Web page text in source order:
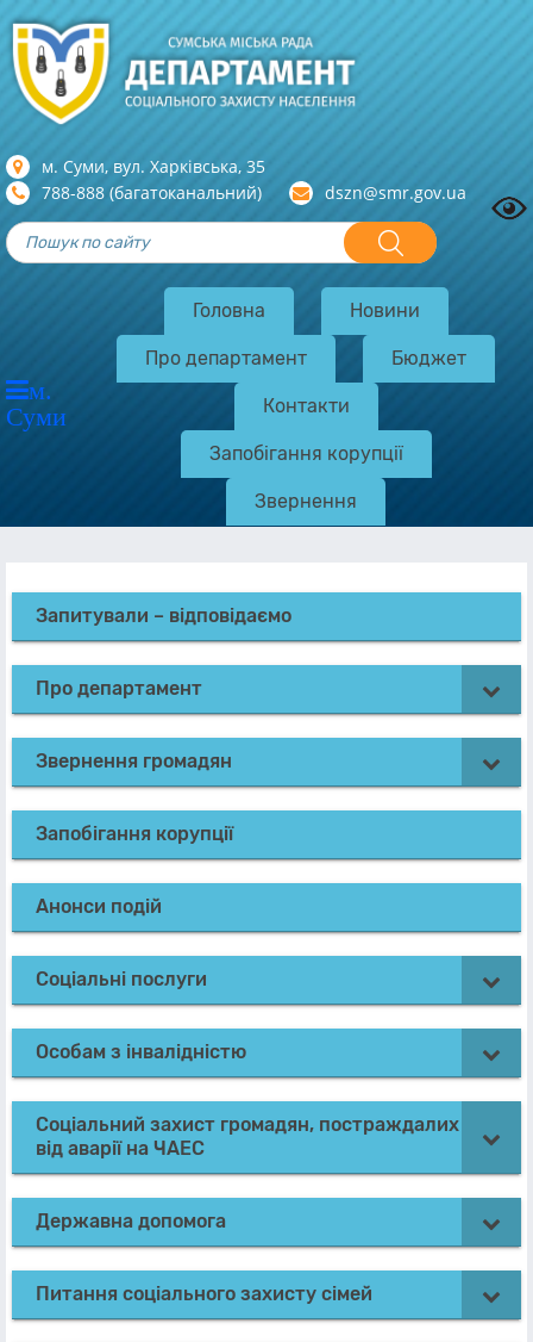
м. Суми, вул. Харкiвська, 35
788-888 (багатоканальний)
dszn@smr.gov.ua
м.
Суми
Головна Новини
Про департамент Бюджет
Контакти
Запобігання корупції
Звернення
Запитували – відповідаємо
Про департамент
Звернення громадян
Запобігання корупції
Анонси подій
Соціальні послуги
Особам з інвалідністю
Соціальний захист громадян, постраждалих
від аварії на ЧАЕС
Державна допомога
Питання соціального захисту сімей